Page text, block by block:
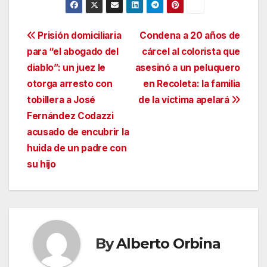
Navegación
de
entradas
Condena a 20 años de
cárcel al colorista que
asesinó a un peluquero
en Recoleta: la familia
de la víctima apelará
Prisión domiciliaria
para “el abogado del
diablo”: un juez le
otorga arresto con
tobillera a José
Fernández Codazzi
acusado de encubrir la
huida de un padre con
su hijo
ByAlberto Orbina